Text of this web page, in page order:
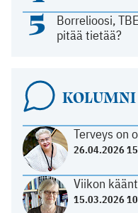
5
Borrelioosi,
pitää tietää?
KOLUMNI
Terveys on
26.04.2026
Viikon
15.03.2026